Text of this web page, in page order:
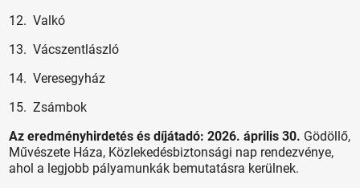
12. Valkó
13. Vácszentlászló
14. Veresegyház
15. Zsámbok
Az eredményhirdetés és díjátadó: 2026. április 30. Gödöllő,
Művészete Háza, Közlekedésbiztonsági nap rendezvénye,
ahol a legjobb pályamunkák bemutatásra kerülnek.